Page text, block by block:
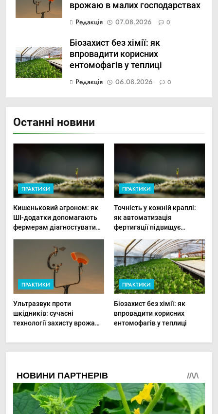
врожаю в малих господарствах
Редакція
07.08.2026 0
Біозахист без хімії: як
впровадити корисних
ентомофагів у теплиці
Редакція
06.08.2026 0
Останні новини
ПРАКТИКИ
Кишеньковий агроном: як
ШІ-додатки допомагають
фермерам діагностувати
ПРАКТИКИ
Точність у кожній краплі:
як автоматизація
фертигації підвищує
ПРАКТИКИ
Ультразвук проти
шкідників: сучасні
технології захисту врожаю
ПРАКТИКИ
Біозахист без хімії: як
впровадити корисних
ентомофагів у теплиці